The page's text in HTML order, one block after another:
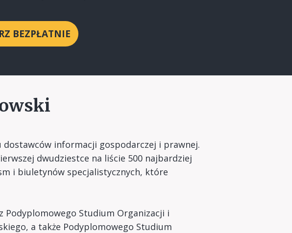
BEZPŁATNIE
dostawców informacji gospodarczej i prawnej.
dwudziestce na liście 500 najbardziej
i biuletynów specjalistycznych, które
Podyplomowego Studium Organizacji i
a także Podyplomowego Studium